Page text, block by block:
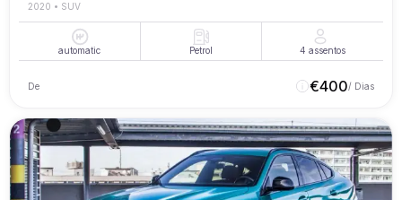
2020 • SUV
automatic Petrol 4 assentos
De €400/ Dias